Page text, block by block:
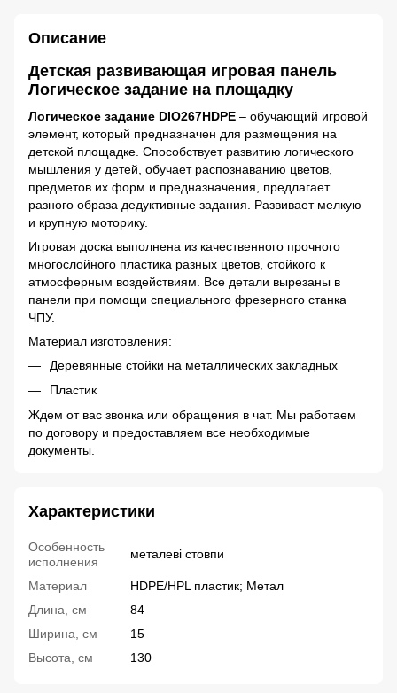
Описание
Детская развивающая игровая панель
Логическое задание на площадку
Логическое задание DIO267HDPE – обучающий игровой
элемент, который предназначен для размещения на
детской площадке. Способствует развитию логического
мышления у детей, обучает распознаванию цветов,
предметов их форм и предназначения, предлагает
разного образа дедуктивные задания. Развивает мелкую
и крупную моторику.
Игровая доска выполнена из качественного прочного
многослойного пластика разных цветов, стойкого к
атмосферным воздействиям. Все детали вырезаны в
панели при помощи специального фрезерного станка
ЧПУ.
Материал изготовления:
Деревянные стойки на металлических закладных
Пластик
Ждем от вас звонка или обращения в чат. Мы работаем
по договору и предоставляем все необходимые
документы.
Характеристики
Особенность
исполнения
металеві стовпи
Материал
HDPE/HPL пластик; Метал
Длина, см
84
Ширина, см
15
Высота, см
130